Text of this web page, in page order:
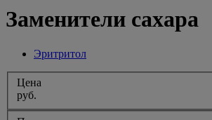
Заменители сахара
Эритритол
Цена
руб.